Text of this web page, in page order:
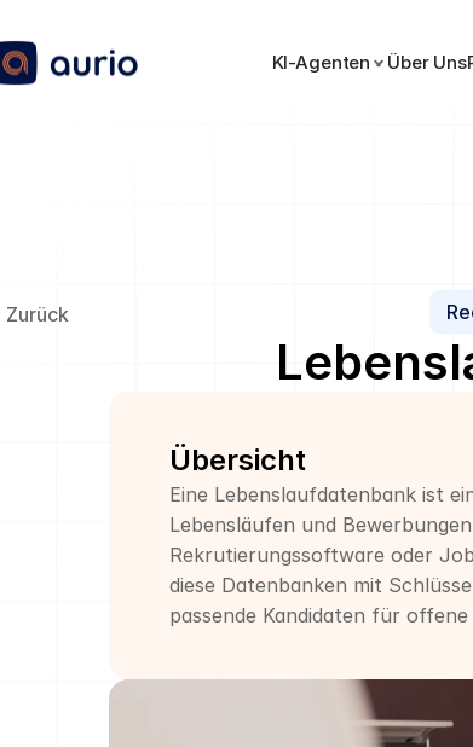
Übersicht
Eine Lebenslaufdatenbank ist
Lebensläufen und
Rekrutierungssoftware oder
diese Datenbanken mit
passende Kandidaten für
KI-Agenten Über Uns
Zurück